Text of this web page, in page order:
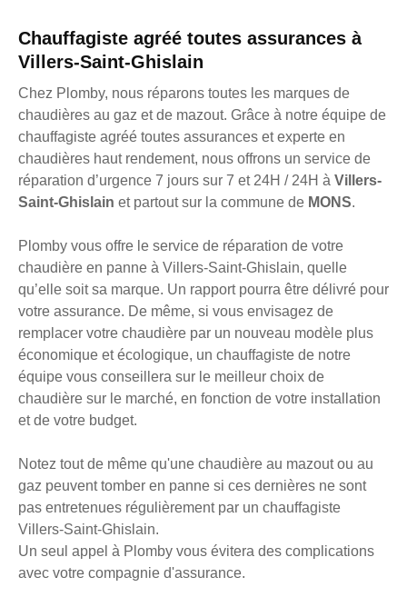
Chauffagiste agréé toutes assurances à
Villers-Saint-Ghislain
Chez Plomby, nous réparons toutes les marques de
chaudières au gaz et de mazout. Grâce à notre équipe de
chauffagiste agréé toutes assurances et experte en
chaudières haut rendement, nous offrons un service de
réparation d’urgence 7 jours sur 7 et 24H / 24H à Villers-
Saint-Ghislain et partout sur la commune de MONS.
Plomby vous offre le service de réparation de votre
chaudière en panne à Villers-Saint-Ghislain, quelle
qu’elle soit sa marque. Un rapport pourra être délivré pour
votre assurance. De même, si vous envisagez de
remplacer votre chaudière par un nouveau modèle plus
économique et écologique, un chauffagiste de notre
équipe vous conseillera sur le meilleur choix de
chaudière sur le marché, en fonction de votre installation
et de votre budget.
Notez tout de même qu'une chaudière au mazout ou au
gaz peuvent tomber en panne si ces dernières ne sont
pas entretenues régulièrement par un chauffagiste
Villers-Saint-Ghislain.
Un seul appel à Plomby vous évitera des complications
avec votre compagnie d'assurance.